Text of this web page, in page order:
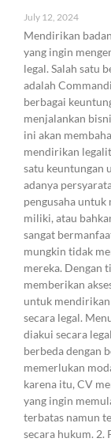
July 12, 2024
Mendirikan
yang ingin
legal. Salah satu
adalah
berbagai
menjalankan
ini akan
mendirikan
satu keuntungan
adanya
pengusaha
miliki, atau
sangat
mungkin tidak
mereka. Dengan
memberikan
untuk mendirikan
secara legal.
diakui secara
berbeda dengan
memerlukan
karena itu, CV
yang ingin
terbatas namun
secara hukum. 2.